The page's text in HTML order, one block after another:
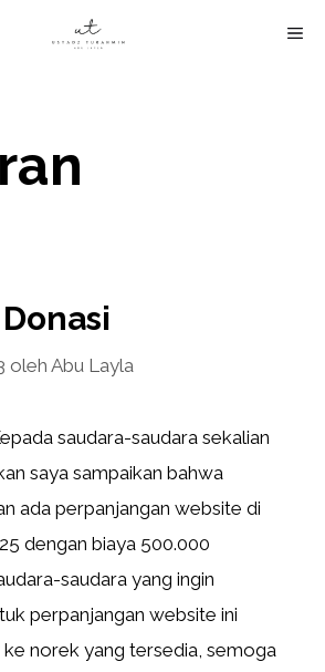
oleh Abu Layla
saudara-saudara sekalian
saya sampaikan bahwa
ada perpanjangan website di
dengan biaya 500.000
saudara yang ingin
perpanjangan website ini
ke norek yang tersedia, semoga